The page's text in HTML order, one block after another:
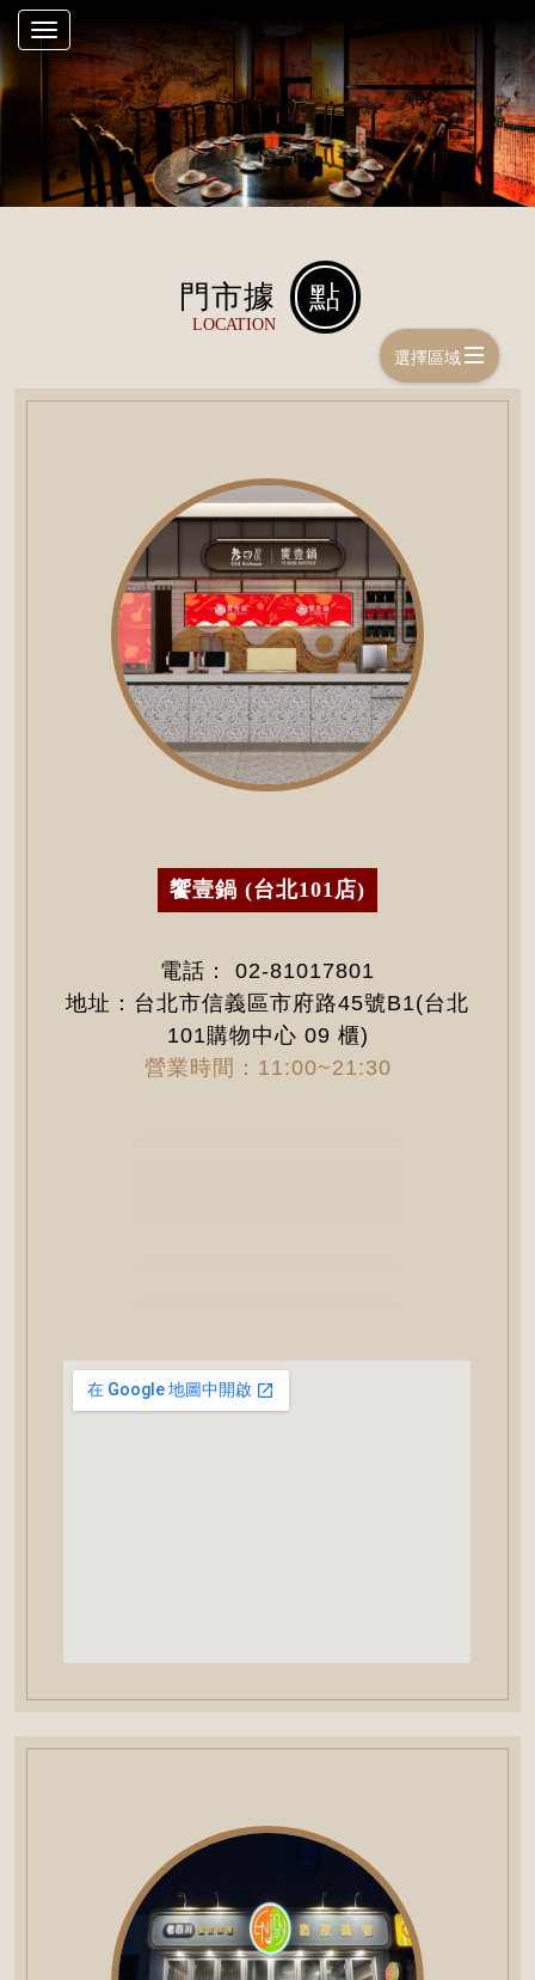
Toggle
navigation
門市據 點
LOCATION
選擇區域
饗壹鍋 (台北101店)
電話： 02-81017801
地址：台北市信義區市府路45號B1(台北
101購物中心 09 櫃)
營業時間：11:00~21:30